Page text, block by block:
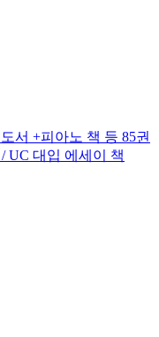
서 +피아노 책 등 85권
UC 대입 에세이 책